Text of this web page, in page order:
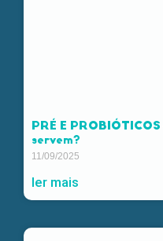
PRÉ E
servem?
11/09/2025
ler mais